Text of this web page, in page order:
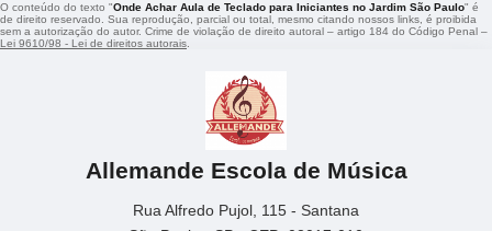
O conteúdo do texto "Onde Achar Aula de Teclado para Iniciantes no Jardim São Paulo" é
de direito reservado. Sua reprodução, parcial ou total, mesmo citando nossos links, é proibida
sem a autorização do autor. Crime de violação de direito autoral – artigo 184 do Código Penal –
Lei 9610/98 - Lei de direitos autorais.
Allemande Escola de Música
Rua Alfredo Pujol, 115 - Santana